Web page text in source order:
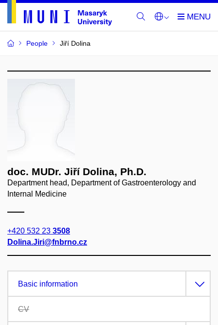
People Jiří Dolina
doc. MUDr. Jiří Dolina, Ph.D.
Department head, Department of Gastroenterology and
Internal Medicine
+420 532 23 3508
Dolina.Jiri@fnbrno.cz
Basic information
CV